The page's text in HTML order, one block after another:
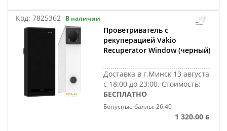
Код: 7825362 В наличии
Проветриватель с
рекуперацией Vakio
Recuperator Window (черный)
Доставка в г.Минск 13 августа
с 18:00 до 23:00. Стоимость:
БЕСПЛАТНО
Бонусные баллы: 26.40
1 320.00 ƃ